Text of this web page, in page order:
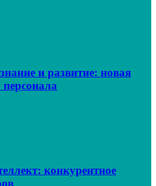
и развитие: новая
конкурентное